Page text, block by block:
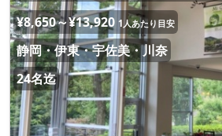
¥8,650～¥13,920 1人あたり目安
静岡・伊東・宇佐美・川奈
24名迄